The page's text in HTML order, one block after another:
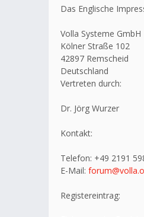
Das Englische
Volla Systeme GmbH
Kölner Straße 102
42897 Remscheid
Deutschland
Vertreten durch:
Dr. Jörg Wurzer
Kontakt:
Telefon: +49 2191
E-Mail:
Registereintrag: